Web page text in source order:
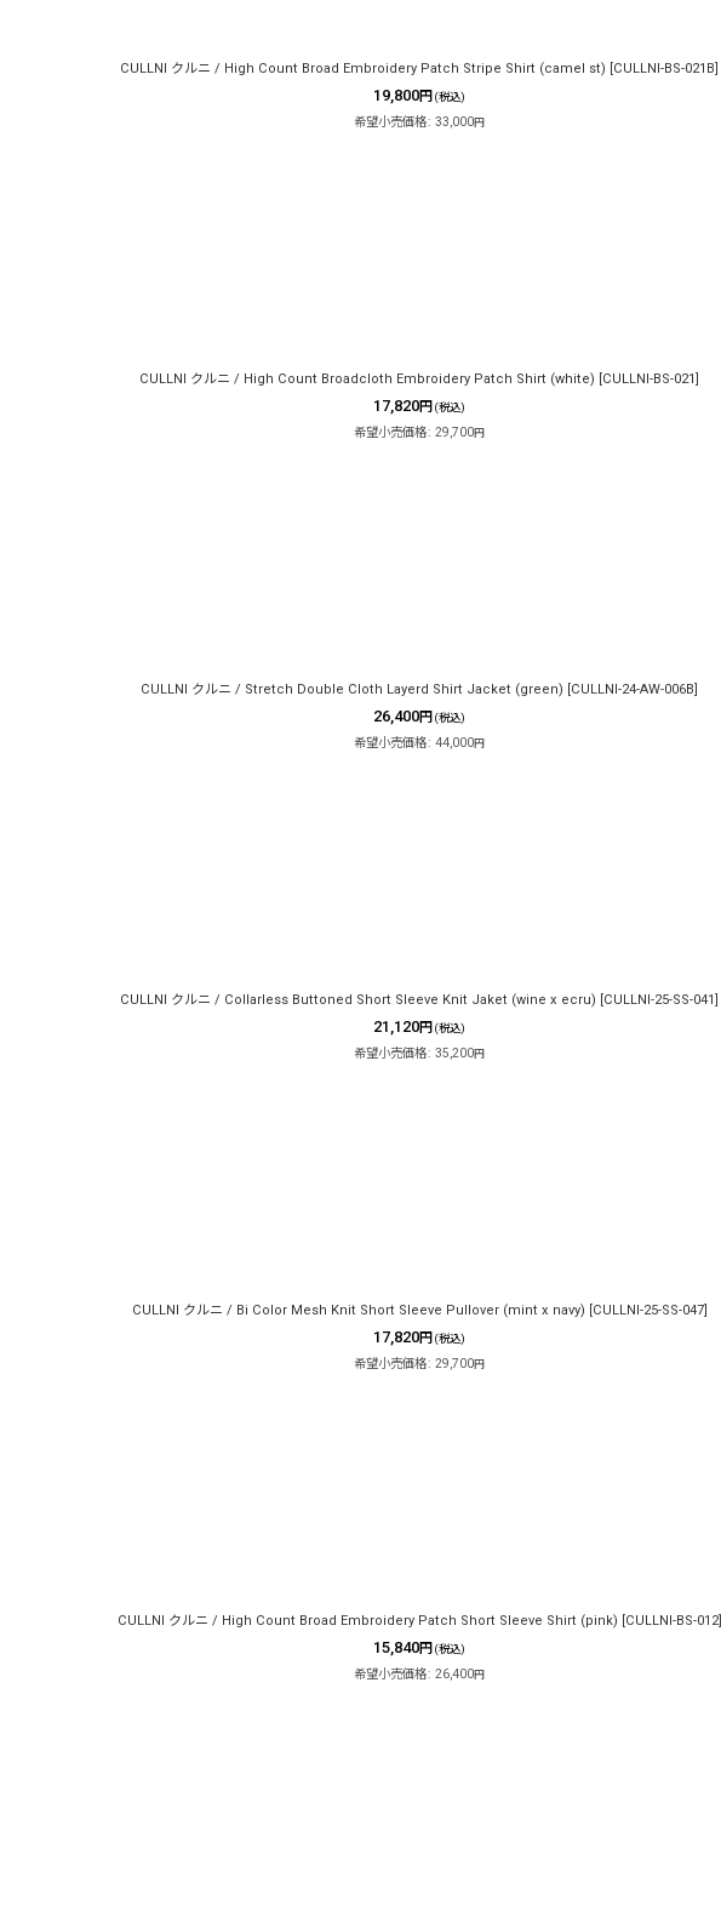
CULLNI クルニ / High Count Broad Embroidery Patch Stripe Shirt (camel st) CULLNI-BS-021B
19,800円 (税込)
希望小売価格: 33,000円
CULLNI クルニ / High Count Broadcloth Embroidery Patch Shirt (white) CULLNI-BS-021
17,820円 (税込)
希望小売価格: 29,700円
CULLNI クルニ / Stretch Double Cloth Layerd Shirt Jacket (green) CULLNI-24-AW-006B
26,400円 (税込)
希望小売価格: 44,000円
CULLNI クルニ / Collarless Buttoned Short Sleeve Knit Jaket (wine x ecru) CULLNI-25-SS-041
21,120円 (税込)
希望小売価格: 35,200円
CULLNI クルニ / Bi Color Mesh Knit Short Sleeve Pullover (mint x navy) CULLNI-25-SS-047]
17,820円 (税込)
希望小売価格: 29,700円
CULLNI クルニ / High Count Broad Embroidery Patch Short Sleeve Shirt (pink) CULLNI-BS-012]
15,840円 (税込)
希望小売価格: 26,400円